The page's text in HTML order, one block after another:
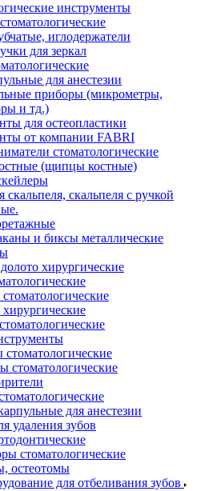
инструменты
иглодержатели
для зеркал
для анестезии
приборы (микрометры,
и тд.)
для остеопластики
от компании FABRI
стоматологические
(щипцы костные)
скальпеля, скальпеля с ручкой
и биксы металлические
хирургические
стоматологические
стоматологические
для анестезии
удаления зубов
стоматологические
остеотомы
для отбеливания зубов